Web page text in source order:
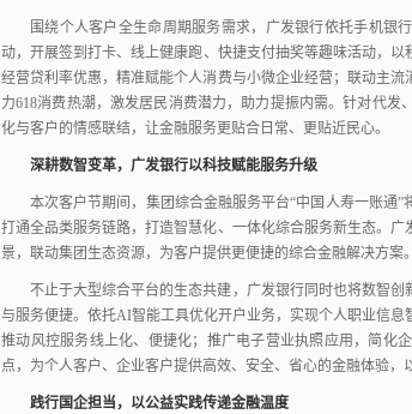
围绕个人客户全生命周期服务需求， 广发银行依托手机银行
动，开展签到打卡、线上健康跑、 快捷支付抽奖等趣味活动， 以
经营贷利率优惠，精准赋能个人消费与小微企业经营； 联动主流
力618消费热潮， 激发居民消费潜力，助力提振内需。针对代发
化与客户的情感联结， 让金融服务更贴合日常、 更贴近民心。
深耕数智变革，广发银行以科技赋能服务升级
本次客户节期间， 集团综合金融服务平台“中国人寿一账通”
打通全品类服务链路，打造智慧化、 一体化综合服务新生态。 广
景， 联动集团生态资源， 为客户提供更便捷的综合金融解决方案。
不止于大型综合平台的生态共建， 广发银行同时也将数智创
与服务便捷。依托AI智能工具优化开户业务， 实现个人职业信息
推动风控服务线上化、 便捷化； 推广电子营业执照应用， 简化
点， 为个人客户、 企业客户提供高效、 安全、 省心的金融体验，
践行国企担当，以公益实践传递金融温度